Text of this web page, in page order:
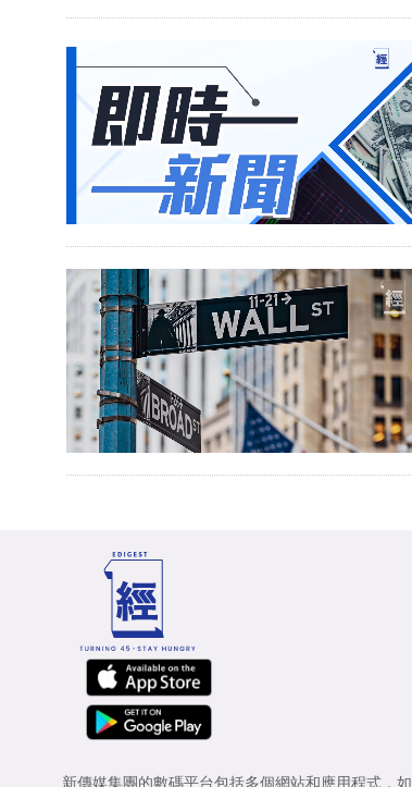
新傳媒集團的數碼平台包括多個網站和應用程式，如